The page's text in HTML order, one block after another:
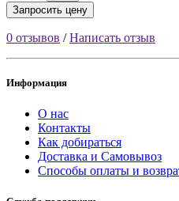
Запросить цену
0 отзывов /Написать отзыв
Информация
О нас
Контакты
Как добираться
Доставка и Самовывоз
Способы оплаты и